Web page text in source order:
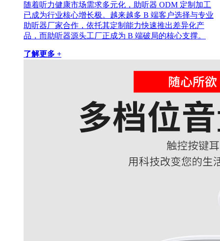
随着听力健康市场需求多元化，助听器 ODM 定制加工
已成为行业核心增长极。越来越多 B 端客户选择与专业
助听器厂家合作，依托其定制能力快速推出差异化产
品，而助听器源头工厂正成为 B 端破局的核心支撑。
了解更多 +